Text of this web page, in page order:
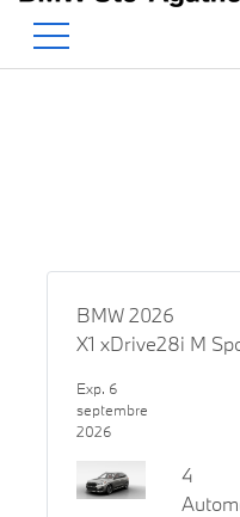
BMW 2026
X1 xDrive28i M
Exp. 6
septembre
2026
4